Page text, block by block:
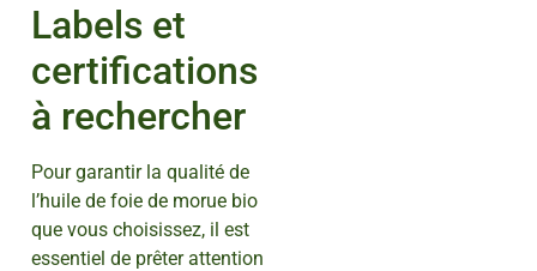
Labels et
certifications
à rechercher
Pour garantir la qualité de
l’huile de foie de morue bio
que vous choisissez, il est
essentiel de prêter attention